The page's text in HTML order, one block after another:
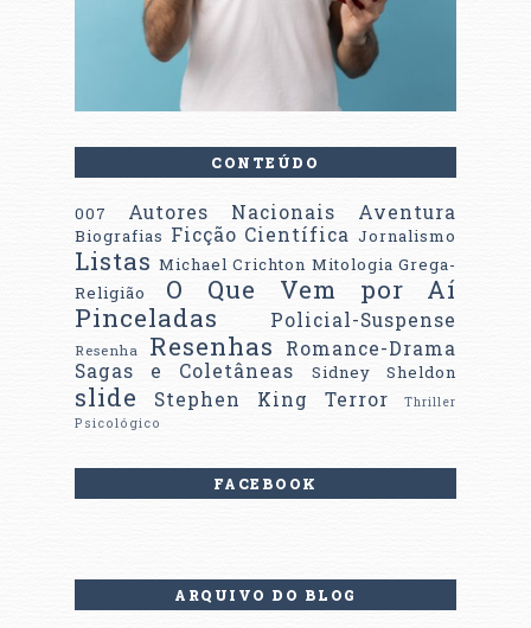
CONTEÚDO
007 Autores Nacionais Aventura
Biografias Ficção Científica Jornalismo
Listas Michael Crichton Mitologia Grega-
Religião
O Que Vem por Aí
Pinceladas
Policial-Suspense
Resenha Resenhas
Romance-Drama
Sagas e Coletâneas
Sidney Sheldon
slide Stephen King Terror
Thriller
Psicológico
FACEBOOK
ARQUIVO DO BLOG